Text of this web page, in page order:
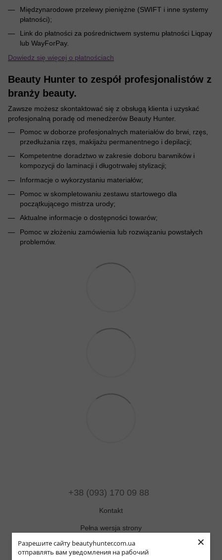
Разрешите сайту beautyhunter.com.ua
отправлять вам уведомления на рабочий
×
Międzynarodowe przelewy pieniężne (SWIFT i inne systemy
płatności);
Link do płatności za pośrednictwem systemu płatności Liqpay
lub WayForPay.
Dowiedz się więcej o płatnościach
Beauty Hunter to zespół profesjonalistów z
branży beauty.
Zawsze możesz skontaktować się z obsługą klienta i uzyskać
profesjonalną poradę od menedżerów Beauty Hunter.
Pomoc w doborze profesjonalnych materiałów do brwi, rzęs,
przedłużania rzęs, makijażu permanentnego i depilacji;
Kompetentne doradztwo w zakresie doboru barwników i
kompozycji do laminacji i długotrwałej stylizacji;
Informacje o wykorzystaniu materiałów;
Pomoc w skompletowaniu zestawu startowego dla
początkującego mistrza urody;
Aktualne informacje o dostępności towarów;
Pomoc w złożeniu zamówienia lub rozwiązaniu powstałych
problemów.
+38 (093) 170 09 88
Kontakt
Pełna wersja strony
Mapa strony